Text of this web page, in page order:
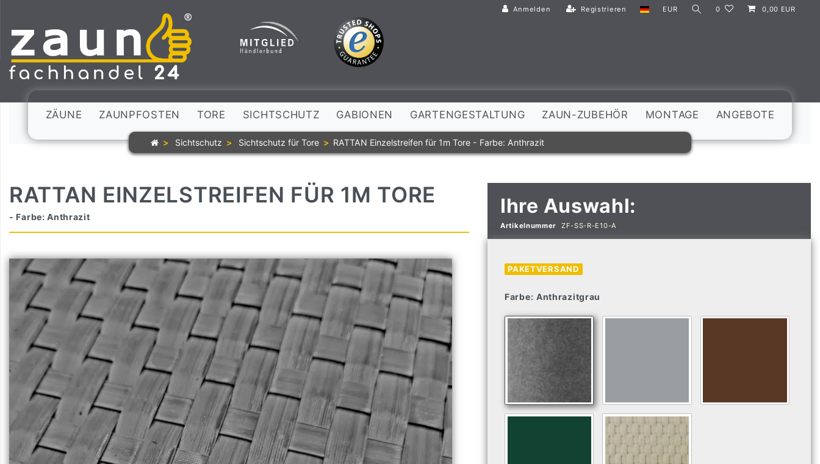
Anmelden Registrieren EUR 0 0,00 EUR
ZÄUNE ZAUNPFOSTEN TORE SICHTSCHUTZ GABIONEN GARTENGESTALTUNG ZAUN-ZUBEHÖR MONTAGE ANGEBOTE
Sichtschutz Sichtschutz für Tore RATTAN Einzelstreifen für 1m Tore - Farbe: Anthrazit
RATTAN EINZELSTREIFEN FÜR 1M TORE
- Farbe: Anthrazit Ihre Auswahl:
Artikelnummer ZF-SS-R-E10-A
PAKETVERSAND
Farbe: Anthrazitgrau